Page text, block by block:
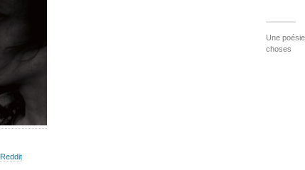
Reddit
Une
choses